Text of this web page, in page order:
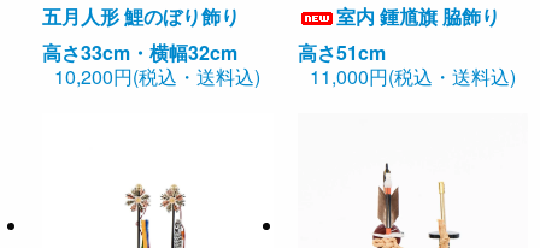
五月人形 鯉のぼり飾り
高さ33cm・横幅32cm
10,200円(税込・送料込)
室内 鍾馗旗 脇飾り
高さ51cm
11,000円(税込・送料込)